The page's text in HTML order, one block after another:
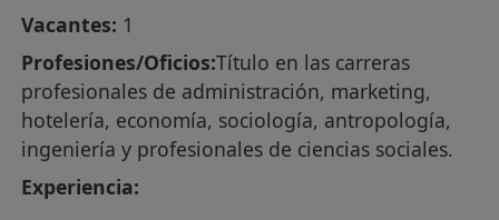
Vacantes: 1
Profesiones/Oficios:Título en las carreras
profesionales de administración, marketing,
hotelería, economía, sociología, antropología,
ingeniería y profesionales de ciencias sociales.
Experiencia: